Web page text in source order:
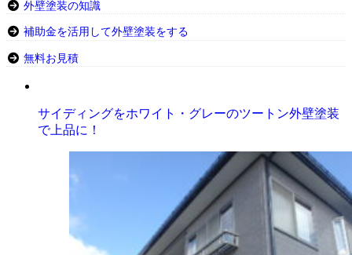
外壁塗装の知識
補助金を活用して外壁塗装をする
無料お見積
サイディングをホワイト・グレーのツートン外壁塗装
で上品に！